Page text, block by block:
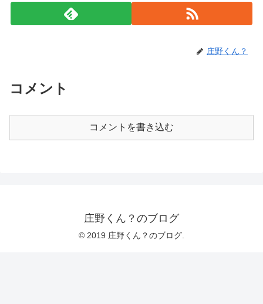
庄野くん？
コメント
コメントを書き込む
庄野くん？のブログ
© 2019 庄野くん？のブログ.